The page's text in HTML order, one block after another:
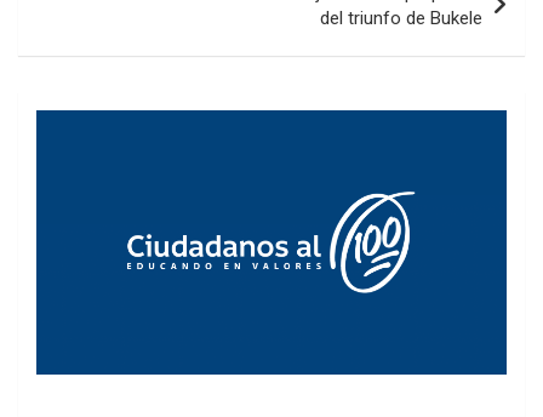
del triunfo de Bukele